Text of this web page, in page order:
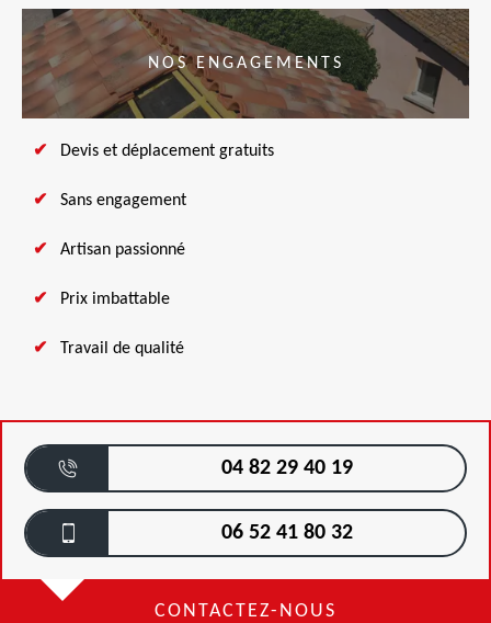
NOS ENGAGEMENTS
Devis et déplacement gratuits
Sans engagement
Artisan passionné
Prix imbattable
Travail de qualité
04 82 29 40 19
06 52 41 80 32
CONTACTEZ-NOUS